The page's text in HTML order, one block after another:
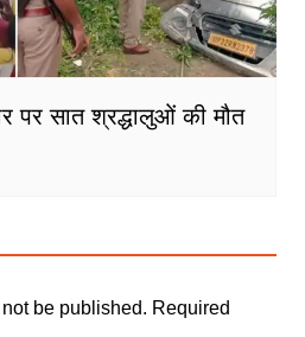
पर सात श्रद्धालुओं की मौत
be published. Required